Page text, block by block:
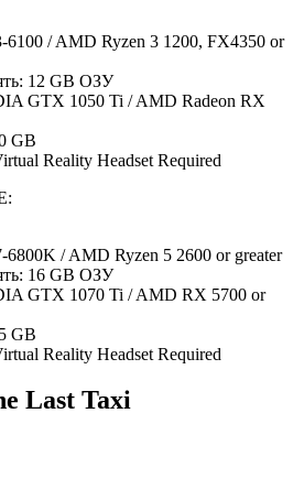
6100 / AMD Ryzen 3 1200, FX4350 or
12 GB ОЗУ
GTX 1050 Ti / AMD Radeon RX
GB
Reality Headset Required
6800K / AMD Ryzen 5 2600 or greater
16 GB ОЗУ
GTX 1070 Ti / AMD RX 5700 or
GB
Reality Headset Required
Last Taxi